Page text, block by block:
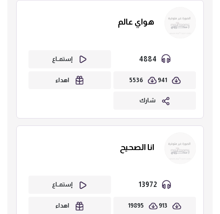
هواي عالم
إستمــاع
941
5536 اهداء
شارك
انا الصحيح
إستمــاع
913
19895 اهداء